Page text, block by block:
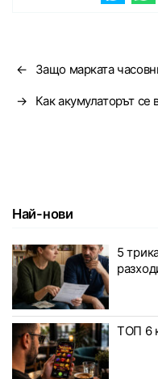
← Защо марката
→ Как акумулаторът
Най-нови
5
ТОП 6